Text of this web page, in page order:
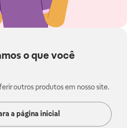
o que você
outros produtos em nosso site.
a página inicial